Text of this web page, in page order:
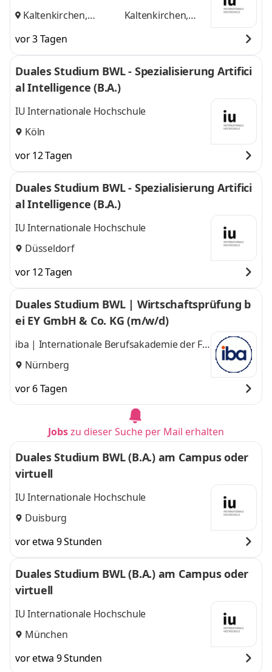
Kaltenkirchen,
Kaltenkirchen,
vor 3 Tagen
Duales Studium BWL - Spezialisierung Artifici
al Intelligence (B.A.)
IU Internationale Hochschule
Köln
vor 12 Tagen
Duales Studium BWL - Spezialisierung Artifici
al Intelligence (B.A.)
IU Internationale Hochschule
Düsseldorf
vor 12 Tagen
Duales Studium BWL | Wirtschaftsprüfung b
ei EY GmbH & Co. KG (m/w/d)
iba | Internationale Berufsakademie der F +
U Unternehmensgruppe gGmbH
Nürnberg
vor 6 Tagen
Jobszu dieser Suche per Mail erhalten
Duales Studium BWL (B.A.) am Campus oder
virtuell
IU Internationale Hochschule
Duisburg
vor etwa 9 Stunden
Duales Studium BWL (B.A.) am Campus oder
virtuell
IU Internationale Hochschule
München
vor etwa 9 Stunden